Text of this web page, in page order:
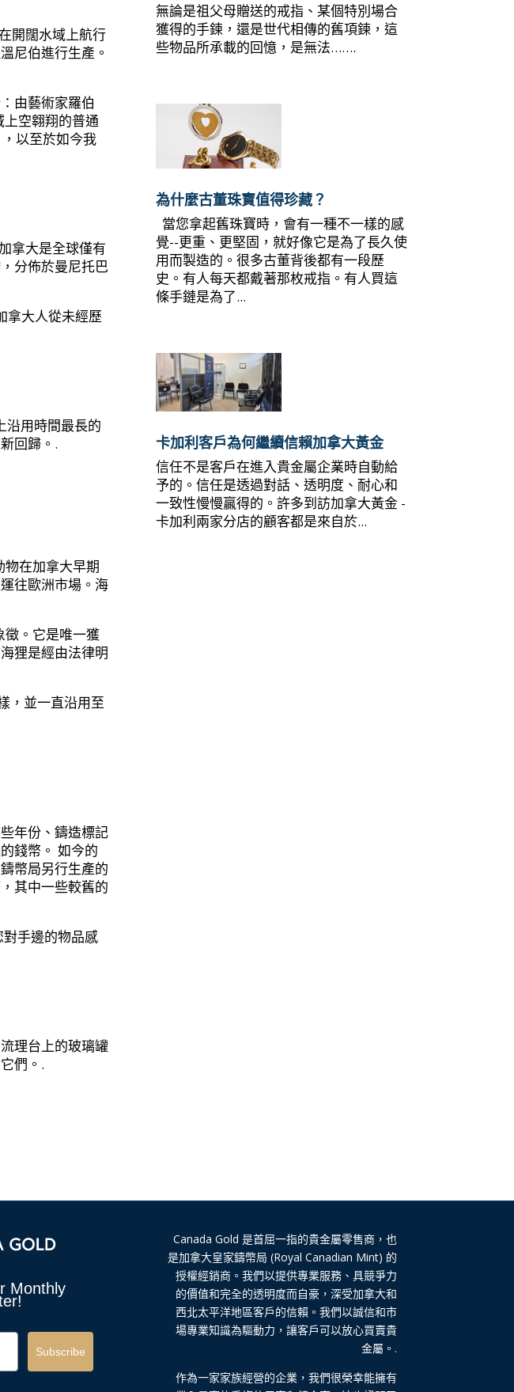
開闊水域上航行
尼伯進行生產。
由藝術家羅伯
空翱翔的普通
以至於如今我
拿大是全球僅有
分佈於曼尼托巴
拿大人從未經歷
沿用時間最長的
回歸。.
在加拿大早期
往歐洲市場。海
徵。它是唯一獲
狸是經由法律明
，並一直沿用至
年份、鑄造標記
錢幣。 如今的
幣局另行生產的
其中一些較舊的
手邊的物品感
理台上的玻璃罐
們。.
無論是祖父母贈送的戒指、某個特別場合
獲得的手鍊，還是世代相傳的舊項鍊，這
些物品所承載的回憶，是無法…….
為什麼古董珠寶值得珍藏？
當您拿起舊珠寶時，會有一種不一樣的感
覺--更重、更堅固，就好像它是為了長久使
用而製造的。很多古董背後都有一段歷
史。有人每天都戴著那枚戒指。有人買這
條手鏈是為了...
卡加利客戶為何繼續信賴加拿大黃金
信任不是客戶在進入貴金屬企業時自動給
予的。信任是透過對話、透明度、耐心和
一致性慢慢贏得的。許多到訪加拿大黃金 -
卡加利兩家分店的顧客都是來自於...
Monthly
Subscribe
Canada Gold 是首屈一指的貴金屬零售商，也
是加拿大皇家鑄幣局 (Royal Canadian Mint) 的
授權經銷商。我們以提供專業服務、具競爭力
的價值和完全的透明度而自豪，深受加拿大和
西北太平洋地區客戶的信賴。我們以誠信和市
場專業知識為驅動力，讓客戶可以放心買賣貴
金屬。.
作為一家家族經營的企業，我們很榮幸能擁有